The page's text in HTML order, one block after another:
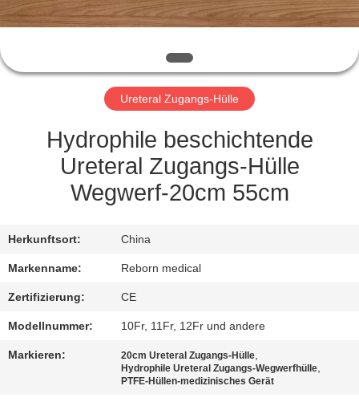
TRETEN
SIE
MIT
VERBINDUNG
FORDERN
SIE
EIN
ZITAT
Ureteral Zugangs-Hülle
Hydrophile beschichtende
Ureteral Zugangs-Hülle
Wegwerf-20cm 55cm
Herkunftsort: China
Markenname: Reborn medical
Zertifizierung: CE
Modellnummer: 10Fr, 11Fr, 12Fr und andere
Markieren: 20cm Ureteral Zugangs-Hülle,
Hydrophile Ureteral Zugangs-Wegwerfhülle,
PTFE-Hüllen-medizinisches Gerät